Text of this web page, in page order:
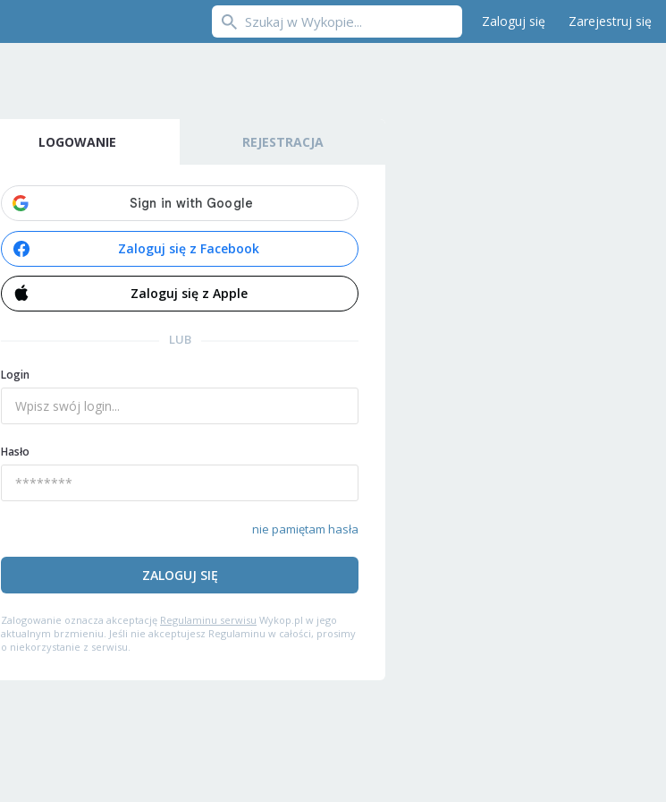
Zaloguj się Zarejestruj się
LOGOWANIE REJESTRACJA
Zaloguj się z Facebook
Zaloguj się z Apple
LUB
Login
Hasło
nie pamiętam hasła
ZALOGUJ SIĘ
Zalogowanie oznacza akceptację Regulaminu serwisu Wykop.pl w jego
aktualnym brzmieniu. Jeśli nie akceptujesz Regulaminu w całości, prosimy
o niekorzystanie z serwisu.